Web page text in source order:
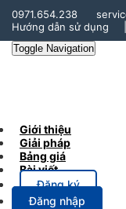
0971.654.238
Hướng dẫn sử dụng
Toggle Navigation
Giới thiệu
Giải pháp
Bảng giá
Bài viết
Đăng ký
Đăng nhập